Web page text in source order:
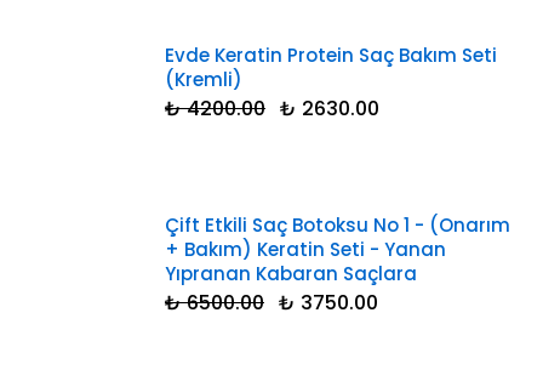
Evde Keratin Protein Saç Bakım Seti
(Kremli)
₺ 4200.00 ₺ 2630.00
Çift Etkili Saç Botoksu No 1 - (Onarım
+ Bakım) Keratin Seti - Yanan
Yıpranan Kabaran Saçlara
₺ 6500.00 ₺ 3750.00